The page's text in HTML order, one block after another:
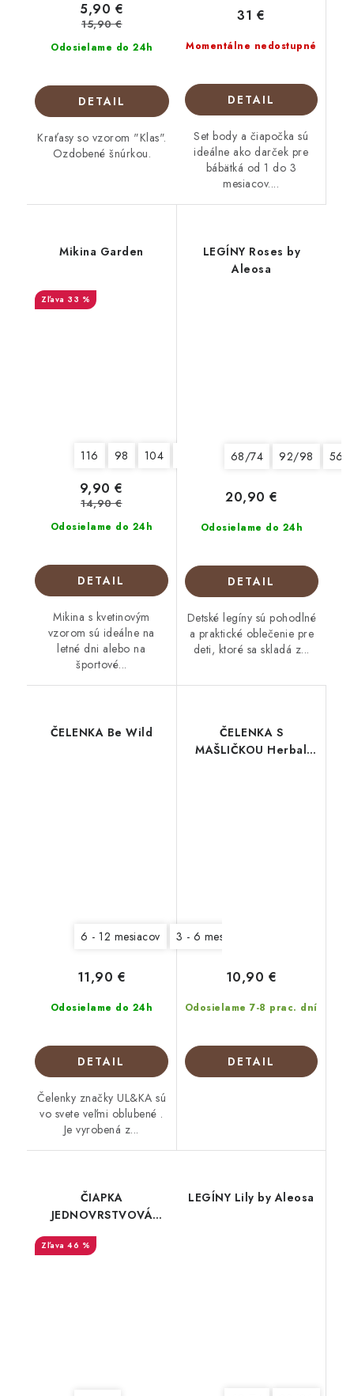
Odosielame do 24h
5,90 €
15,90 €
DETAIL
Kraťasy so vzorom "Klas".
Ozdobené šnúrkou.
Momentálne nedostupné
31 €
DETAIL
Set body a čiapočka sú
ideálne ako darček pre
bábätká od 1 do 3
mesiacov....
Mikina Garden
33 %
116 98 104
Odosielame do 24h
9,90 €
14,90 €
DETAIL
Mikina s kvetinovým
vzorom sú ideálne na
letné dni alebo na
športové...
LEGÍNY Roses by
Aleosa
68/74 92/98 56/
Odosielame do 24h
20,90 €
DETAIL
Detské legíny sú pohodlné
a praktické oblečenie pre
deti, ktoré sa skladá z...
ČELENKA Be Wild
6 - 12 mesiacov 3 - 6 mesiacov
Odosielame do 24h
11,90 €
DETAIL
Čelenky značky UL&KA sú
vo svete veľmi oblubené .
Je vyrobená z...
ČELENKA S
MAŠLIČKOU Herbal
Odosielame 7-8 prac. dní
10,90 €
DETAIL
ČIAPKA
JEDNOVRSTVOVÁ
46 %
LEGÍNY Lily by Aleosa